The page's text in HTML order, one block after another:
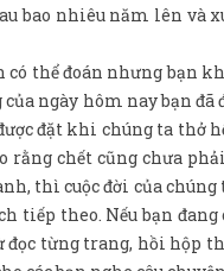
bao nhiêu năm lên
có thể đoán nhưng bạn
ngày hôm nay bạn
đặt khi chúng ta
rằng chết cũng chưa
thì cuộc đời của
tiếp theo. Nếu bạn
đọc từng trang, hồi hộp